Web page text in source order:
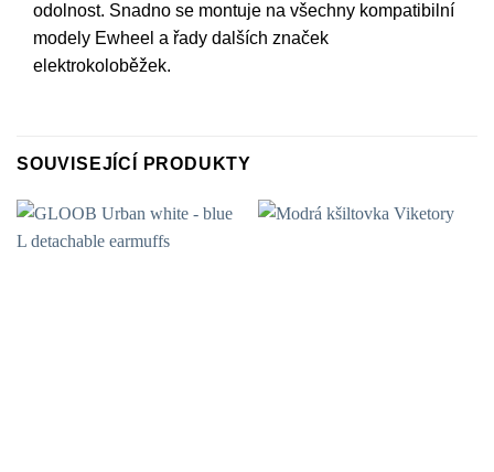
odolnost. Snadno se montuje na všechny kompatibilní
modely Ewheel a řady dalších značek
elektrokoloběžek.
SOUVISEJÍCÍ PRODUKTY